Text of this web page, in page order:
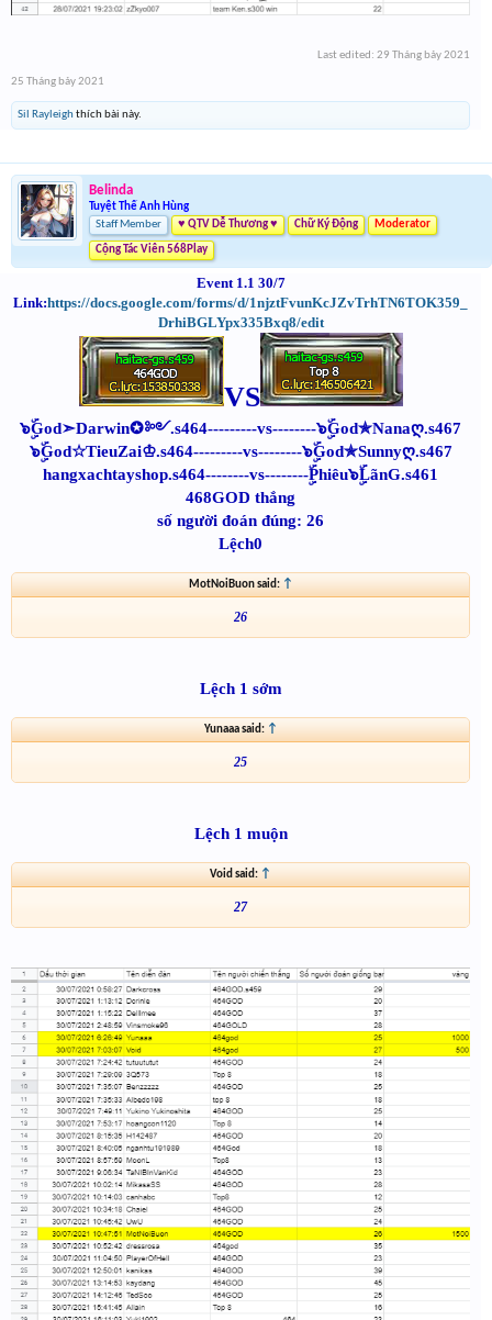
Last edited: 29 Tháng bảy 2021
25 Tháng bảy 2021
Sil Rayleighthích bài này.
Belinda
Tuyệt Thế Anh Hùng
Staff Member
♥ QTV Dễ Thương ♥ Chữ Ký Động Moderator
Cộng Tác Viên 568Play
Event 1.1 30/7
Link:https://docs.google.com/forms/d/1njztFvunKcJZvTrhTN6TOK359_
DrhiBGLYpx335Bxq8/edit
VS
๖ۣۜGod➣Darwin✪༻.s464---------vs--------๖ۣۜGod✯Nanaღ.s467
๖ۣۜGod☆TieuZai♔.s464---------vs--------๖ۣۜGod✯Sunnyღ.s467
hangxachtayshop.s464--------vs--------ۣۜPhiêu๖ۣۜLãnG.s461
468GOD thắng
số người đoán đúng: 26
Lệch0
MotNoiBuon said: ↑
26
Lệch 1 sớm
Yunaaa said: ↑
25
Lệch 1 muộn
Void said: ↑
27